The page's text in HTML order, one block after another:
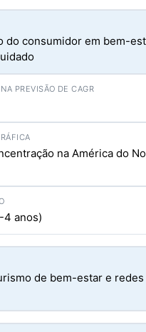
do consumidor em bem-
na América do
4 anos)
de bem-estar e redes